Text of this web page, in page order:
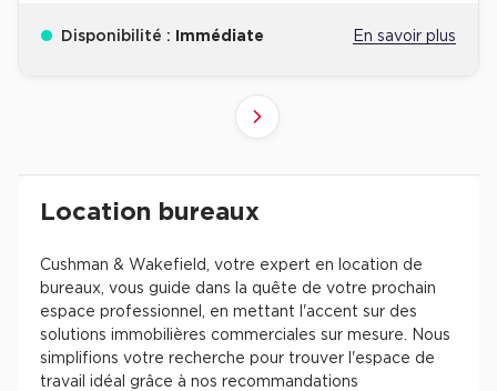
Disponibilité : Immédiate En savoir plus
Suivant
Revenir à l'accueil -
Location bureaux
Cushman & Wakefield, votre expert en location de
bureaux, vous guide dans la quête de votre prochain
espace professionnel, en mettant l'accent sur des
solutions immobilières commerciales sur mesure. Nous
simplifions votre recherche pour trouver l'espace de
travail idéal grâce à nos recommandations